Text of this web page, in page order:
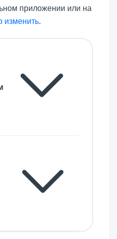
приложении или на
изменить.